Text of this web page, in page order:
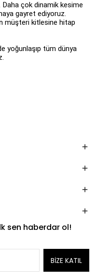
çok dinamik kesime
gayret ediyoruz.
müşteri kitlesine hitap
yoğunlaşıp tüm dünya
sen haberdar ol!
BİZE KATIL